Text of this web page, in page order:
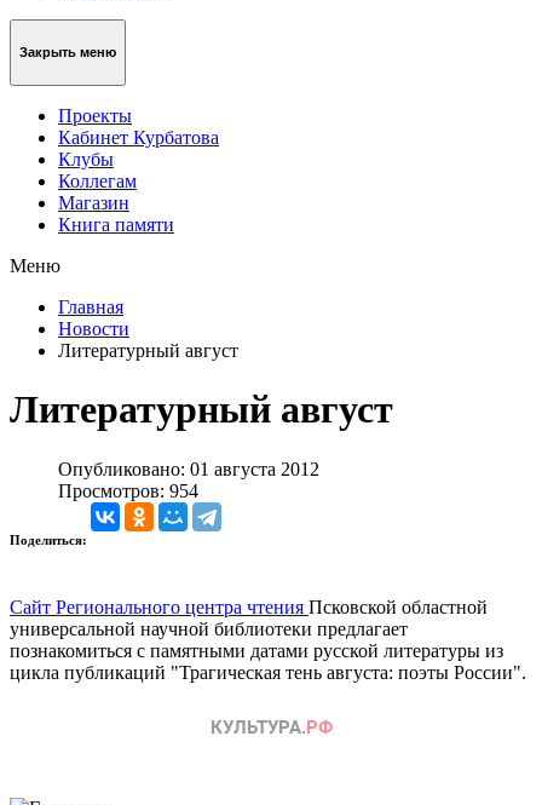
Закрыть меню
Проекты
Кабинет Курбатова
Клубы
Коллегам
Магазин
Книга памяти
Меню
Главная
Новости
Литературный август
Литературный август
Опубликовано: 01 августа 2012
Просмотров: 954
Поделиться:
Сайт Регионального центра чтения Псковской областной
универсальной научной библиотеки предлагает
познакомиться с памятными датами русской литературы из
цикла публикаций "Трагическая тень августа: поэты России".